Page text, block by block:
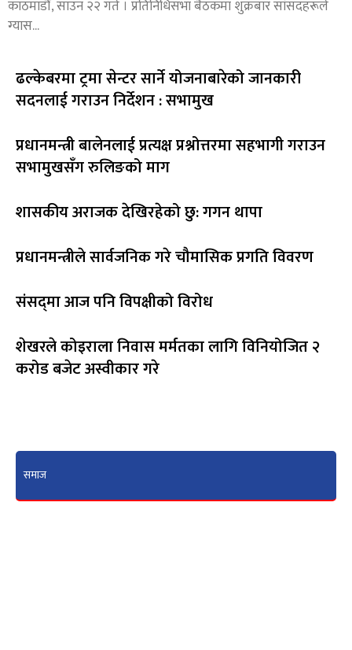
काठमाडौं, साउन २२ गते । प्रतिनिधिसभा बैठकमा शुक्रबार सांसदहरूले
ग्यास
ढल्केबरमा ट्रमा सेन्टर सार्ने योजनाबारेको जानकारी
सदनलाई ‍गराउन निर्देशन : सभामुख
प्रधानमन्त्री बालेनलाई प्रत्यक्ष प्रश्नोत्तरमा सहभागी गराउन
सभामुखसँग रुलिङको माग
शासकीय अराजक देखिरहेको छु: गगन थापा
प्रधानमन्त्रीले सार्वजनिक गरे चौमासिक प्रगति विवरण
संसद्‍मा आज पनि विपक्षीको विरोध
शेखरले कोइराला निवास मर्मतका लागि विनियोजित २
करोड बजेट अस्वीकार गरे
समाज